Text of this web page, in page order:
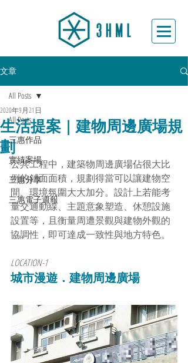
文章
All Posts
三惠作品
實績案場
三惠分享
三惠電子週報
All Posts
生活提案 | 建物周邊廣場規
劃
2020年9月21日
公共工程中，建築物周邊廣場佔很大比
例的鋪面面積，規劃得當可以讓建物空
間、環境氛圍大大加分。設計上若能考
量交通動線、主題意象塑造、休憩設施
設置等，且衡量周遭景觀與建物外觀的
協調性，即可達成一致性與地方特色。
LOCATION-1
城市漫遊．建物周邊廣場